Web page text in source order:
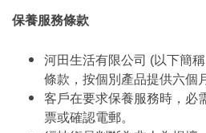
保養服務條款
河田生活有限公司 (以下簡
條款，按個別產品提供六個
客戶在要求保養服務時，必
票或確認電郵。